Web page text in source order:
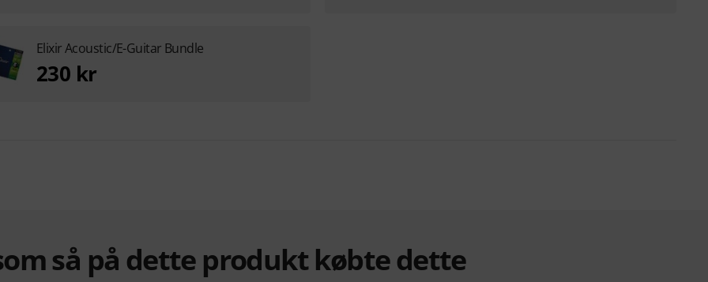
Elixir Acoustic/E-Guitar Bundle
230 kr
så på dette produkt købte dette